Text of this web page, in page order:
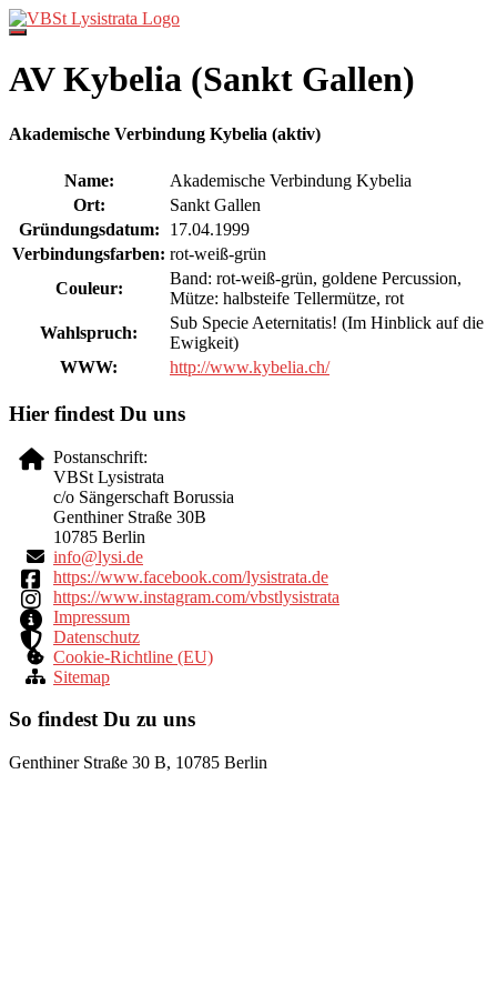
Direkt
zum
AV Kybelia (Sankt Gallen)
Akademische Verbindung Kybelia (aktiv)
Name:
Akademische Verbindung Kybelia
Ort:
Sankt Gallen
Gründungsdatum:
17.04.1999
Verbindungsfarben: rot-weiß-grün
Couleur:
Band: rot-weiß-grün, goldene Percussion,
Mütze: halbsteife Tellermütze, rot
Wahlspruch:
Sub Specie Aeternitatis! (Im Hinblick auf die
Ewigkeit)
WWW:
http://www.kybelia.ch/
Hier findest Du uns
Postanschrift:
VBSt Lysistrata
c/o Sängerschaft Borussia
Genthiner Straße 30B
10785 Berlin
ed.is
yl@of
ni
https://www.facebook.com/lysistrata.de
https://www.instagram.com/vbstlysistrata
Impressum
Datenschutz
Cookie-Richtline (EU)
Sitemap
So findest Du zu uns
Genthiner Straße 30 B, 10785 Berlin